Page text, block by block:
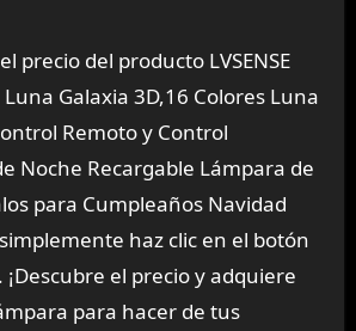
precio del producto LVSENSE
Galaxia 3D,16 Colores Luna
Remoto y Control
Noche Recargable Lámpara de
para Cumpleaños Navidad
haz clic en el botón
el precio y adquiere
para hacer de tus